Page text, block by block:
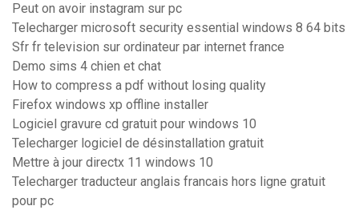
Peut on avoir instagram sur pc
Telecharger microsoft security essential windows 8 64 bits
Sfr fr television sur ordinateur par internet france
Demo sims 4 chien et chat
How to compress a pdf without losing quality
Firefox windows xp offline installer
Logiciel gravure cd gratuit pour windows 10
Telecharger logiciel de désinstallation gratuit
Mettre à jour directx 11 windows 10
Telecharger traducteur anglais francais hors ligne gratuit
pour pc